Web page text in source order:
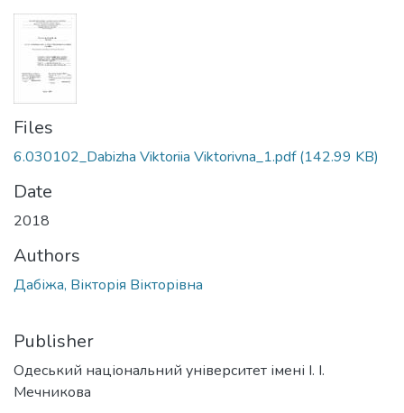
Files
6.030102_Dabizha Viktoriia Viktorivna_1.pdf(142.99 KB)
Date
2018
Authors
Дабіжа, Вікторія Вікторівна
Publisher
Одеський національний університет імені І. І.
Мечникова